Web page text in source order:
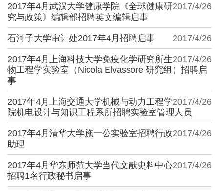
2017/4/26
2017年4月武汉大学健康学院《全球健康研
究与政策》编辑部招聘英文编辑启事
2017/4/26
石河子大学审计处2017年4月招聘启事
2017/4/26
2017年4月上海科技大学免疫化学研究所生
物工程学实验室（Nicola Elvassore 研究组）招聘启
事
2017/4/26
2017年4月上海交通大学机械与动力工程学
院机电设计与知识工程系所招聘实验室管理人员
2017/4/26
2017年4月清华大学施一公实验室招聘行政
助理
2017/4/26
2017年4月华东师范大学当代文献史料中心
招聘1名行政秘书启事